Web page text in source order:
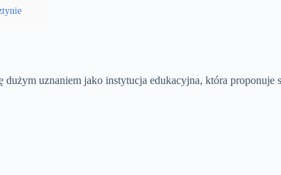
dużym uznaniem jako instytucja edukacyjna, która